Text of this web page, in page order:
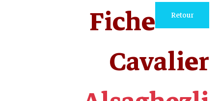
Retour
Fiche
Cavalier